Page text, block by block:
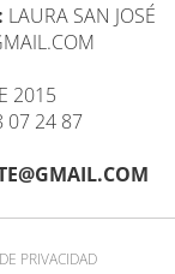
LAURA SAN JOSÉ
2015
07 24 87
PRIVACIDAD